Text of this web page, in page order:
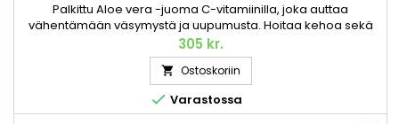
Palkittu Aloe vera -juoma C-vitamiinilla, joka auttaa
vähentämään väsymystä ja uupumusta. Hoitaa kehoa sekä
sisältä että ulkoa. Luonnollinen Aloe vera -juomamme, jota
kutsutaan geeliksi, valmistetaan käsin poimitun,
korkealaatuisen Aloe veran sisägeelistä, joka kerätään
täydellisessä kypsyydessä. Nyt se sisältää myös C-vitamiinia
ja maistuu entistä...
305 kr.
 Ostoskoriin
 Varastossa